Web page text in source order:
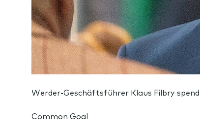
Werder-Geschäftsführer Klaus Filbry
Common Goal